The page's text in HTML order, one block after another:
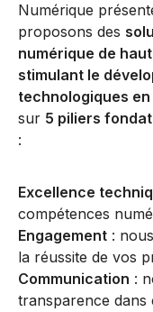
Numérique
proposons des
numérique de
stimulant le
technologiques
sur 5 piliers
:
Excellence
compétences
Engagement :
la réussite de vos
Communication :
transparence dans